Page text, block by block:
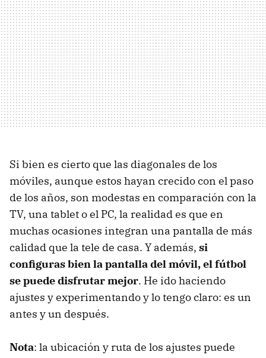
Si bien es cierto que las diagonales de los
móviles, aunque estos hayan crecido con el paso
de los años, son modestas en comparación con la
TV, una tablet o el PC, la realidad es que en
muchas ocasiones integran una pantalla de más
calidad que la tele de casa. Y además, si
configuras bien la pantalla del móvil, el fútbol
se puede disfrutar mejor. He ido haciendo
ajustes y experimentando y lo tengo claro: es un
antes y un después.
Nota: la ubicación y ruta de los ajustes puede